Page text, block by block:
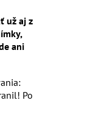
už aj z
ani
Po